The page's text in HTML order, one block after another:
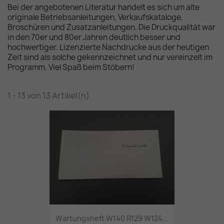
Bei der angebotenen Literatur handelt es sich um alte
originale Betriebsanleitungen, Verkaufskataloge,
Broschüren und Zusatzanleitungen. Die Druckqualität war
in den 70er und 80er Jahren deutlich besser und
hochwertiger. Lizenzierte Nachdrucke aus der heutigen
Zeit sind als solche gekennzeichnet und nur vereinzelt im
Programm. Viel Spaß beim Stöbern!
1 - 13 von 13 Artikel(n)
Wartungsheft W140 R129 W124...